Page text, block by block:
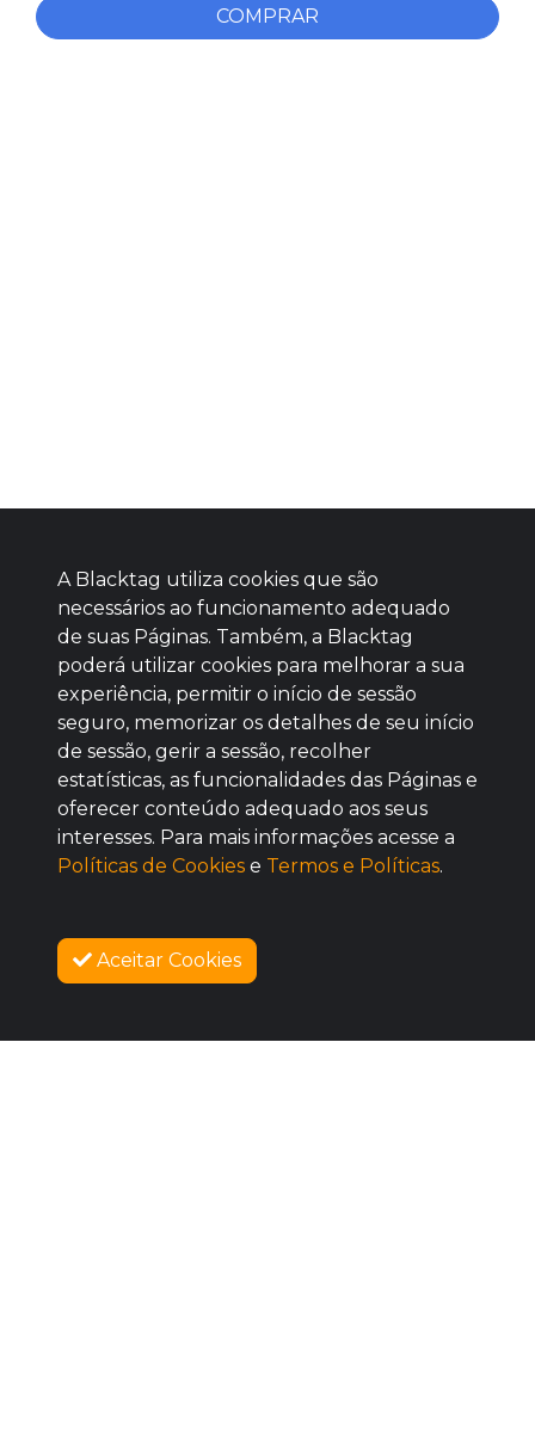
COMPRAR
Baixe agora nosso app
SOBRE NÓS
A Blacktag utiliza cookies que são
necessários ao funcionamento adequado
de suas Páginas. Também, a Blacktag
poderá utilizar cookies para melhorar a sua
experiência, permitir o início de sessão
seguro, memorizar os detalhes de seu início
de sessão, gerir a sessão, recolher
estatísticas, as funcionalidades das Páginas e
oferecer conteúdo adequado aos seus
interesses. Para mais informações acesse a
Políticas de Cookies e Termos e Políticas.
Aceitar Cookies